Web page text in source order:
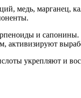
медь, марганец,
и
активизируют
укрепляют и